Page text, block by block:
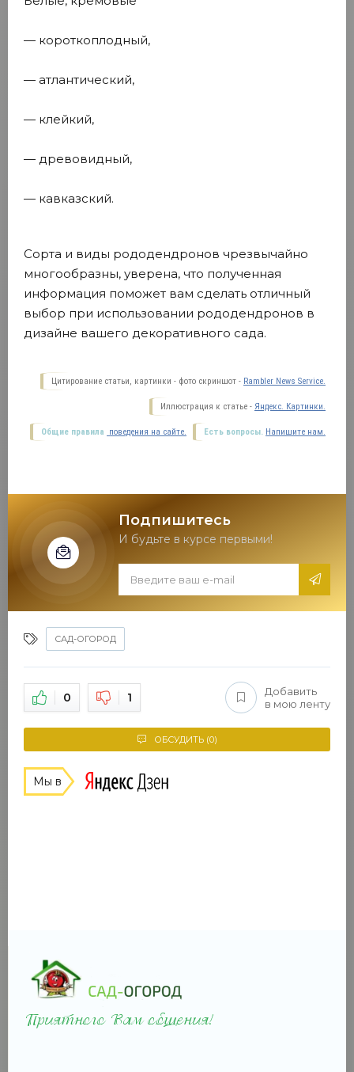
— короткоплодный,
— атлантический,
— клейкий,
— древовидный,
— кавказский.
Сорта и виды рододендронов чрезвычайно
многообразны, уверена, что полученная
информация поможет вам сделать отличный
выбор при использовании рододендронов в
дизайне вашего декоративного сада.
Цитирование статьи, картинки - фото скриншот - Rambler News Service.
Иллюстрация к статье - Яндекс. Картинки.
Есть вопросы. Напишите нам.
Общие правила поведения на сайте.
Подпишитесь
И будьте в курсе первыми!
САД-ОГОРОД
0 1
Добавить
в мою ленту
ОБСУДИТЬ (0)
Мы в